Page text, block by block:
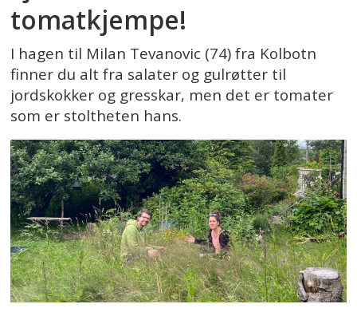
tomatkjempe!
I hagen til Milan Tevanovic (74) fra Kolbotn
finner du alt fra salater og gulrøtter til
jordskokker og gresskar, men det er tomater
som er stoltheten hans.